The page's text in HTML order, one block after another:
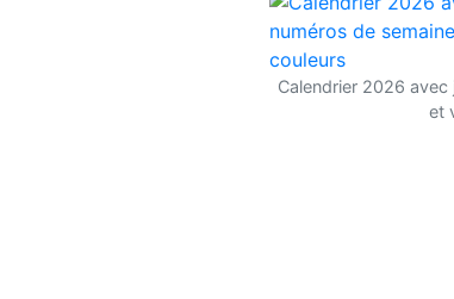
Calendrier 2026
et